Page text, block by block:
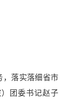
，落实落细省市
团委书记赵子